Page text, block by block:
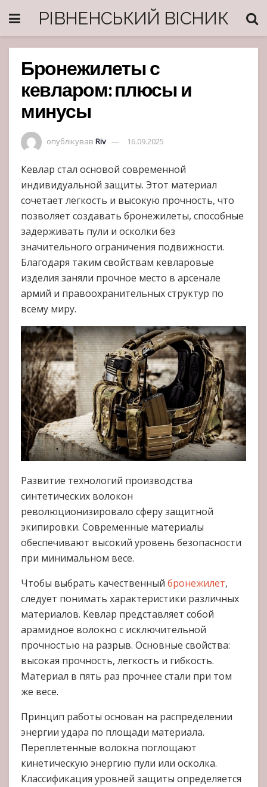
РІВНЕНСЬКИЙ ВІСНИК
Бронежилеты с
кевларом: плюсы и
минусы
опублікував Riv 16.09.2025
Кевлар стал основой современной
индивидуальной защиты. Этот материал
сочетает легкость и высокую прочность, что
позволяет создавать бронежилеты, способные
задерживать пули и осколки без
значительного ограничения подвижности.
Благодаря таким свойствам кевларовые
изделия заняли прочное место в арсенале
армий и правоохранительных структур по
всему миру.
Развитие технологий производства
синтетических волокон
революционизировало сферу защитной
экипировки. Современные материалы
обеспечивают высокий уровень безопасности
при минимальном весе.
Чтобы выбрать качественный бронежилет,
следует понимать характеристики различных
материалов. Кевлар представляет собой
арамидное волокно с исключительной
прочностью на разрыв. Основные свойства:
высокая прочность, легкость и гибкость.
Материал в пять раз прочнее стали при том
же весе.
Принцип работы основан на распределении
энергии удара по площади материала.
Переплетенные волокна поглощают
кинетическую энергию пули или осколка.
Классификация уровней защиты определяется